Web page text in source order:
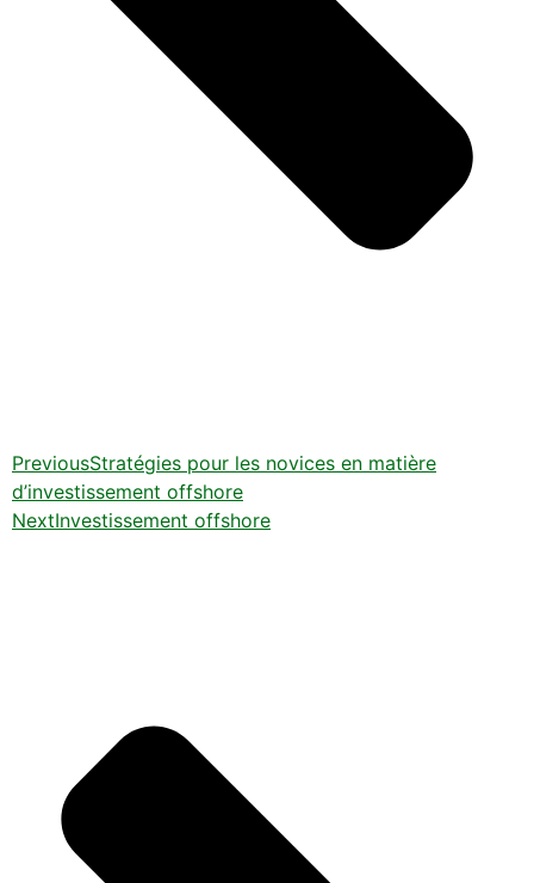
PreviousStratégies pour les novices en matière
d’investissement offshore
NextInvestissement offshore